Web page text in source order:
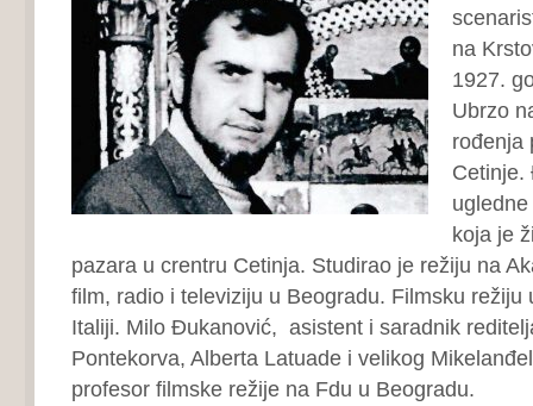
na
1927.
Ubrzo
rođenja
Cetinje.
koja je
pazara u crentru Cetinja. Studirao je režiju na
film, radio i televiziju u Beogradu. Filmsku režiju
Italiji. Milo Đukanović, asistent i saradnik
Pontekorva, Alberta Latuade i velikog
profesor filmske režije na Fdu u Beogradu.